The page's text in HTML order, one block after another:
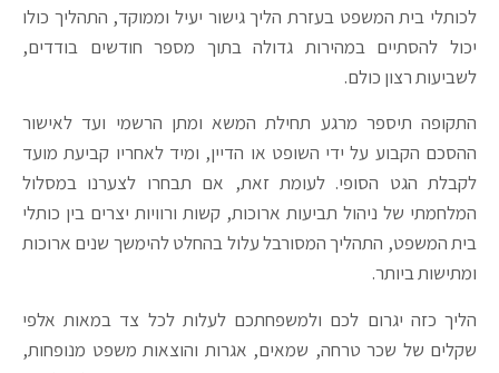
לכותלי בית המשפט בעזרת הליך גישור יעיל וממוקד, התהליך כולו
יכול להסתיים במהירות גדולה בתוך מספר חודשים בודדים,
לשביעות רצון כולם.
התקופה תיספר מרגע תחילת המשא ומתן הרשמי ועד לאישור
ההסכם הקבוע על ידי השופט או הדיין, ומיד לאחריו קביעת מועד
לקבלת הגט הסופי. לעומת זאת, אם תבחרו לצערנו במסלול
המלחמתי של ניהול תביעות ארוכות, קשות ורוויות יצרים בין כותלי
בית המשפט, התהליך המסורבל עלול בהחלט להימשך שנים ארוכות
ומתישות ביותר.
הליך כזה יגרום לכם ולמשפחתכם לעלות לכל צד במאות אלפי
שקלים של שכר טרחה, שמאים, אגרות והוצאות משפט מנופחות,